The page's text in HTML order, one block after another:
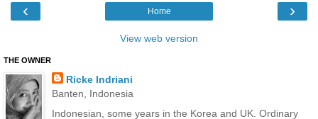
‹ ›
Home
View web version
THE OWNER
Ricke Indriani
Banten, Indonesia
Indonesian, some years in the Korea and UK. Ordinary